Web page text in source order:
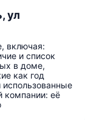
ул
включая:
и список
в доме,
как год
использованные
компании: её